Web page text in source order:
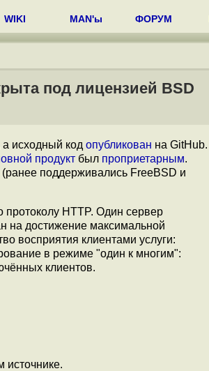
WIKI MAN'ы ФОРУМ
под лицензией BSD
исходный код опубликован на GitHub.
продукт был проприетарным.
поддерживались FreeBSD и
протоколу HTTP. Один сервер
на достижение максимальной
восприятия клиентами услуги:
в режиме "один к многим":
клиентов.
источнике.